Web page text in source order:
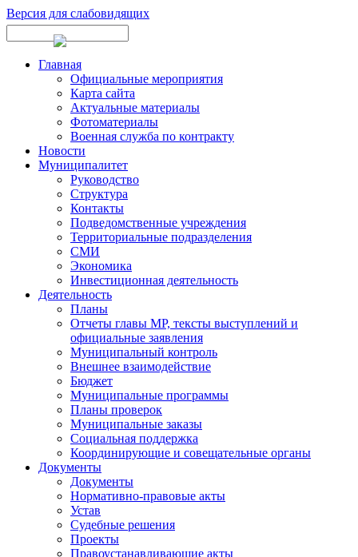
Версия для слабовидящих
Главная
Официальные мероприятия
Карта сайта
Актуальные материалы
Фотоматериалы
Военная служба по контракту
Новости
Муниципалитет
Руководство
Структура
Контакты
Подведомственные учреждения
Территориальные подразделения
СМИ
Экономика
Инвестиционная деятельность
Деятельность
Планы
Отчеты главы МР, тексты выступлений и
официальные заявления
Муниципальный контроль
Внешнее взаимодействие
Бюджет
Муниципальные программы
Планы проверок
Муниципальные заказы
Социальная поддержка
Координирующие и совещательные органы
Документы
Документы
Нормативно-правовые акты
Устав
Судебные решения
Проекты
Правоустанавливающие акты